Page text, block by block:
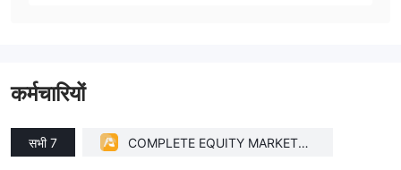
कर्मचारियों
सभी 7
COMPLETE EQUITY MARKETS I